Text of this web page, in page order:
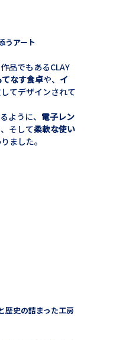
うアート
品でもあるCLAY
なす食卓や、 イ
てデザインされて
ように、 電子レン
そして柔軟な使い
ました。
歴史の詰まった工房